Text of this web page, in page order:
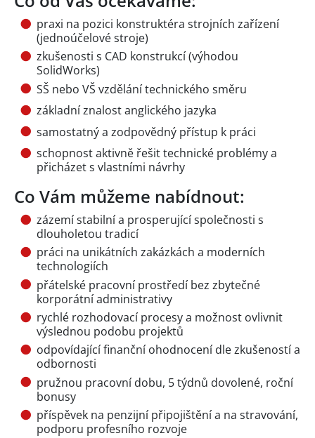
praxi na pozici konstruktéra strojních zařízení
(jednoúčelové stroje)
zkušenosti s CAD konstrukcí (výhodou
SolidWorks)
SŠ nebo VŠ vzdělání technického směru
základní znalost anglického jazyka
samostatný a zodpovědný přístup k práci
schopnost aktivně řešit technické problémy a
přicházet s vlastními návrhy
Co Vám můžeme nabídnout:
zázemí stabilní a prosperující společnosti s
dlouholetou tradicí
práci na unikátních zakázkách a moderních
technologiích
přátelské pracovní prostředí bez zbytečné
korporátní administrativy
rychlé rozhodovací procesy a možnost ovlivnit
výslednou podobu projektů
odpovídající finanční ohodnocení dle zkušeností a
odbornosti
pružnou pracovní dobu, 5 týdnů dovolené, roční
bonusy
příspěvek na penzijní připojištění a na stravování,
podporu profesního rozvoje